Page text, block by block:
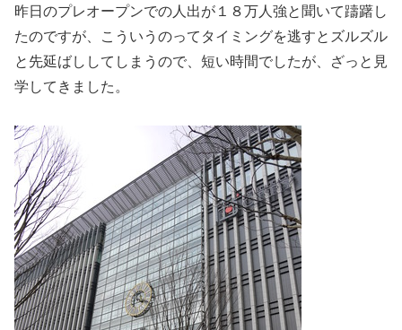
昨日のプレオープンでの人出が１８万人強と聞いて躊躇し
たのですが、こういうのってタイミングを逃すとズルズル
と先延ばししてしまうので、短い時間でしたが、ざっと見
学してきました。